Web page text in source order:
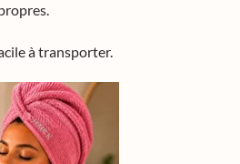
à transporter.